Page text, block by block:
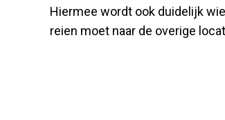
Hiermee wordt ook duidelijk
reien moet naar de overige